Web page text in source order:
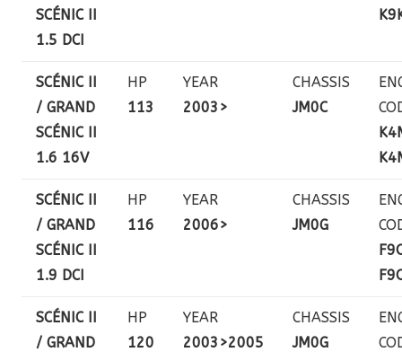
SCÉNIC II
1.5 DCI
SCÉNIC II
/ GRAND
SCÉNIC II
1.6 16V
HP
113
YEAR
2003>
CHASSIS
JM0C
SCÉNIC II
/ GRAND
SCÉNIC II
1.9 DCI
HP
116
YEAR
2006>
CHASSIS
JM0G
SCÉNIC II
/ GRAND
HP
120
YEAR
2003>2005
CHASSIS
JM0G